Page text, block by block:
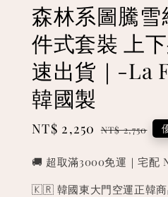
森林系圖騰雪
件式套裝 上
速出貨｜-La
韓國製
Sale
NT$ 2,250 Regular
NT$ 2,750
🚚 超取滿3000免運｜宅配
🇰🇷 韓國東大門空運正韓商